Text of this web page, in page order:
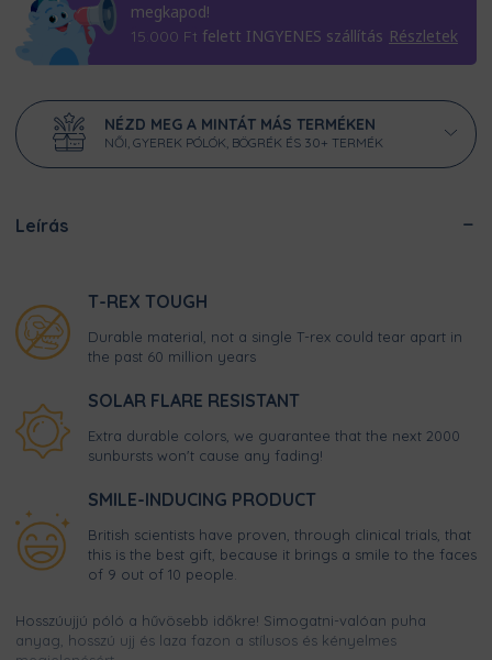
megkapod!
15.000 Ft felett INGYENES szállítás Részletek
NÉZD MEG A MINTÁT MÁS TERMÉKEN
NŐI, GYEREK PÓLÓK, BÖGRÉK ÉS 30+ TERMÉK
Leírás
T-REX TOUGH
Durable material, not a single T-rex could tear apart in
the past 60 million years
SOLAR FLARE RESISTANT
Extra durable colors, we guarantee that the next 2000
sunbursts won't cause any fading!
SMILE-INDUCING PRODUCT
British scientists have proven, through clinical trials, that
this is the best gift, because it brings a smile to the faces
of 9 out of 10 people.
Hosszúujjú póló a hűvösebb időkre! Simogatni-valóan puha
anyag, hosszú ujj és laza fazon a stílusos és kényelmes